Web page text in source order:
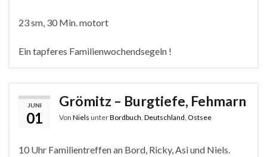
23 sm, 30 Min. motort
Ein tapferes Familienwochendsegeln !
JUNI
01
Grömitz – Burgtiefe, Fehmarn
Von Niels unterBordbuch Deutschland Ostsee
10 Uhr Familientreffen an Bord, Ricky, Asi und Niels.